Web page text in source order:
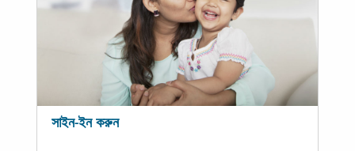
সাইন-ইন করুন